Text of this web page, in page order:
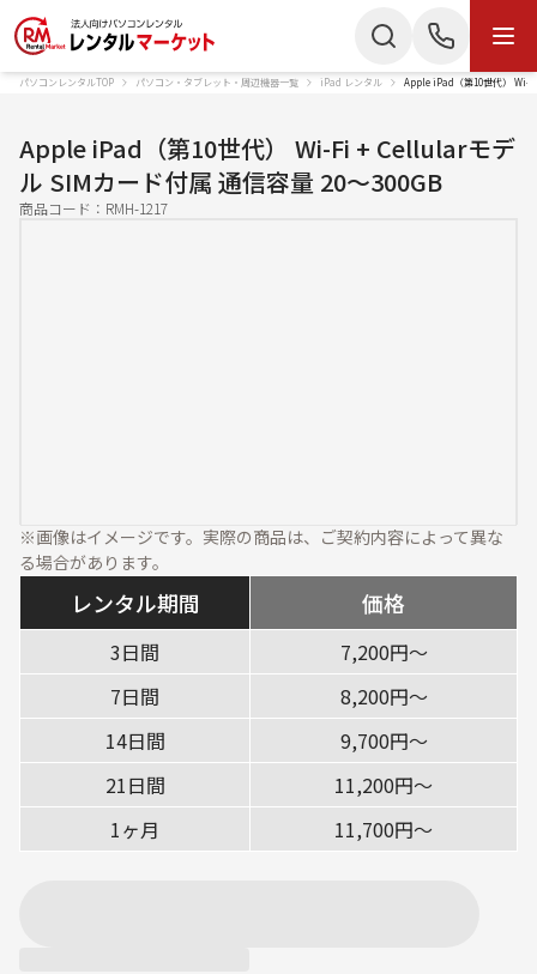
商品カテゴリー
ノートパソコン
展示会・オフィス什器
ソフトウェア・オプショ
ン
サービス・ソリューション
標準サービス 安心補償プラン
キッティング データ消去
設定・設置／オンサイト
050-3135-2199
資料ダウンロード
パソコンレンタルTOP パソコン・タブレット・周辺機器一覧 iPad レンタル Apple iPad（第10世代） Wi-
レンタル期間 価格
3日間
7,200円〜
7日間
8,200円〜
14日間
9,700円〜
21日間
11,200円〜
1ヶ月
11,700円〜
※画像はイメージです。実際の商品は、ご契約内容によって異な
る場合があります。
Apple iPad（第10世代） Wi-Fi + Cellularモデ
ル SIMカード付属 通信容量 20〜300GB
商品コード： RMH-1217